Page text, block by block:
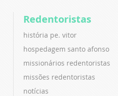
Redentoristas
história pe. vitor
hospedagem santo afonso
missionários redentoristas
missões redentoristas
notícias